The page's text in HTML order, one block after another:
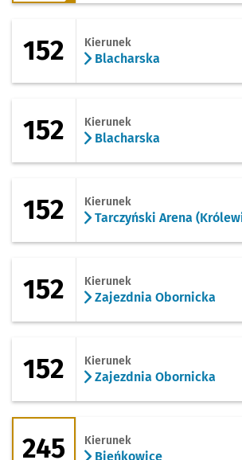
152 Kierunek
Blacharska
152 Kierunek
Blacharska
152 - kierunek
152 Kierunek
Tarczyński Arena
152 - kierunek Zajezdnia
152 Kierunek
Zajezdnia Obornicka
152 - kierunek Zajezdnia
152 Kierunek
Zajezdnia Obornicka
245 - kierunek Bieńkowice
245 Kierunek
Bieńkowice